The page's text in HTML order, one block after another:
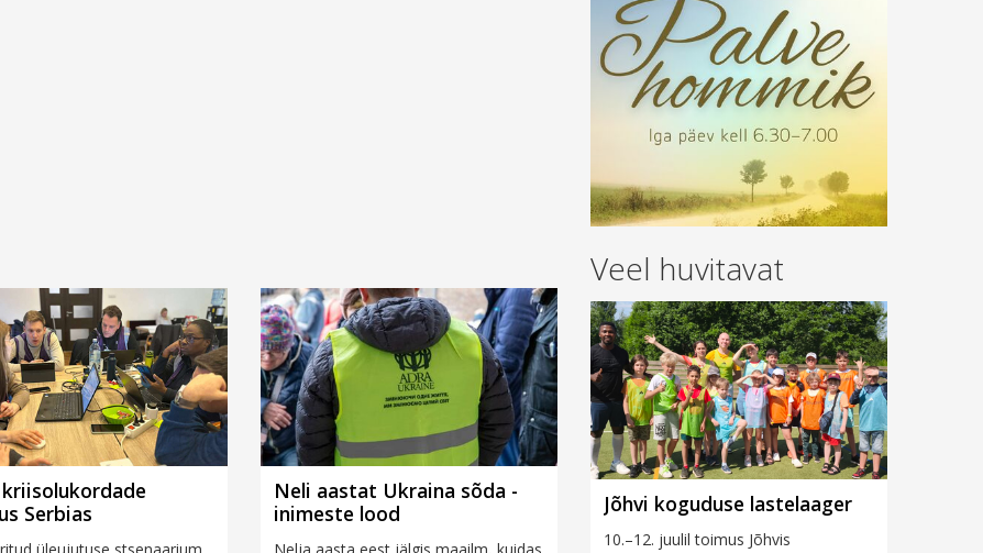
kriisolukordade
Serbias
Neli aastat Ukraina sõda -
inimeste lood
Veel huvitavat
Jõhvi koguduse lastelaager
10.–12. juulil toimus Jõhvis